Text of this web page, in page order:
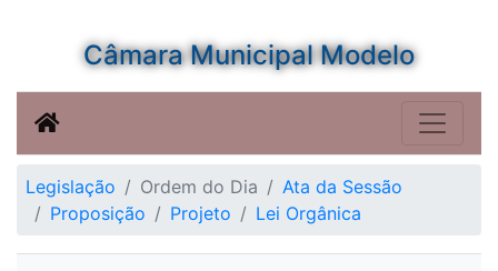
Câmara Municipal Modelo
Legislação Ordem do Dia
Ata da Sessão
Proposição
Projeto Lei Orgânica